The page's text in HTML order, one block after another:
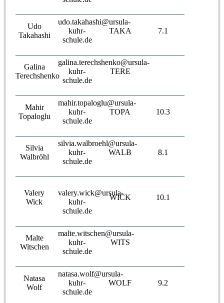
Udo
Takahashi
udo.takahashi@ursula-
kuhr-
schule.de
TAKA 7.1
Galina
Terechshenko
galina.terechshenko@ursula-
kuhr-
schule.de
TERE
Mahir
Topaloglu
mahir.topaloglu@ursula-
kuhr-
schule.de
TOPA 10.3
Silvia
Walbröhl
silvia.walbroehl@ursula-
kuhr-
schule.de
WALB 8.1
Valery
Wick
valery.wick@ursula-
kuhr-
schule.de
WICK 10.1
Malte
Witschen
malte.witschen@ursula-
kuhr-
schule.de
WITS
Natasa
Wolf
natasa.wolf@ursula-
kuhr-
schule.de
WOLF 9.2